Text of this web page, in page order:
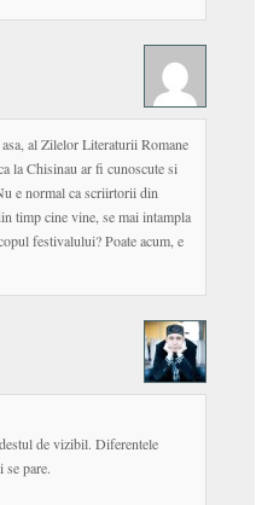
al Zilelor Literaturii Romane
la Chisinau ar fi cunoscute si
e normal ca scriirtorii din
timp cine vine, se mai intampla
festivalului? Poate acum, e
de vizibil. Diferentele
se pare.